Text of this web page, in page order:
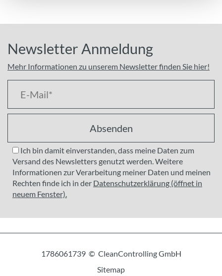
Newsletter Anmeldung
Mehr Informationen zu unserem Newsletter finden Sie hier!
Absenden
Ich bin damit einverstanden, dass meine Daten zum
Versand des Newsletters genutzt werden. Weitere
Informationen zur Verarbeitung meiner Daten und meinen
Rechten finde ich in der Datenschutzerklärung (öffnet in
neuem Fenster).
1786061739 © CleanControlling GmbH
Sitemap